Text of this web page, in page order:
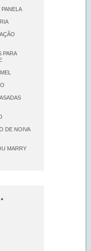
PARA
DE NOIVA
MARRY